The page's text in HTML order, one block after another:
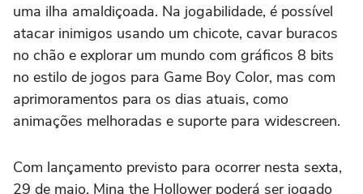
uma ilha amaldiçoada. Na jogabilidade, é possível
atacar inimigos usando um chicote, cavar buracos
no chão e explorar um mundo com gráficos 8 bits
no estilo de jogos para Game Boy Color, mas com
aprimoramentos para os dias atuais, como
animações melhoradas e suporte para widescreen.
Com lançamento previsto para ocorrer nesta sexta,
29 de maio, Mina the Hollower poderá ser jogado